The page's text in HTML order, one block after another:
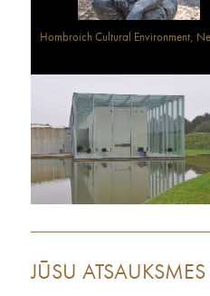
Hombroich Cultural Environment,
JŪSU ATSAUKSMES